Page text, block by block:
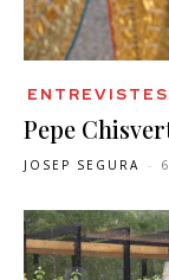
ENTREVISTES
Pepe
JOSEP SEGURA -